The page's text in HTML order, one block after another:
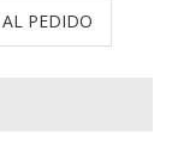
AL PEDIDO